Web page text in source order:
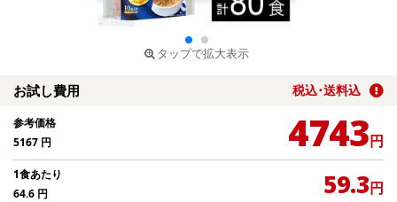
タップで拡大表示
お試し費用 税込･送料込
参考価格
5167 円 4743円
1食あたり
64.6 円 59.3円